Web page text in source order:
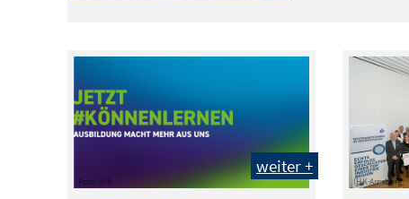
Foto: IHK
weiter +
IHK Arnsberg